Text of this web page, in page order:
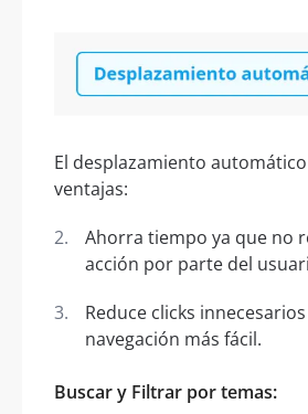
El desplazamiento
ventajas:
Ahorra tiempo ya que no
acción por parte del
Reduce clicks
navegación más fácil.
Buscar y Filtrar por temas: